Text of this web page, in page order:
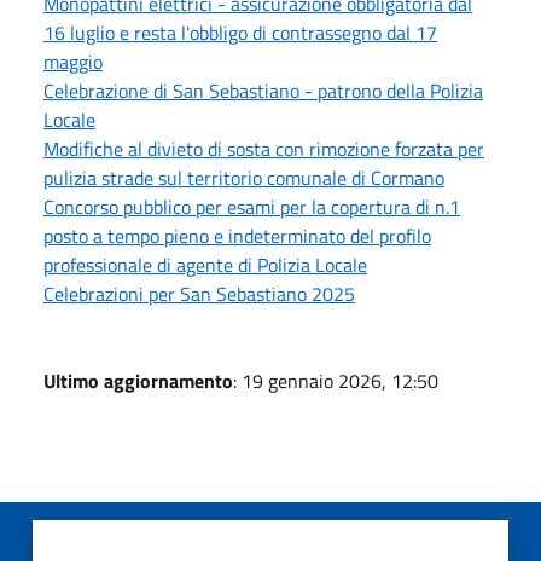
16 luglio e resta l'obbligo di contrassegno dal 17
maggio
Celebrazione di San Sebastiano - patrono della Polizia
Locale
Modifiche al divieto di sosta con rimozione forzata per
pulizia strade sul territorio comunale di Cormano
Concorso pubblico per esami per la copertura di n.1
posto a tempo pieno e indeterminato del profilo
professionale di agente di Polizia Locale
Celebrazioni per San Sebastiano 2025
Ultimo aggiornamento: 19 gennaio 2026, 12:50